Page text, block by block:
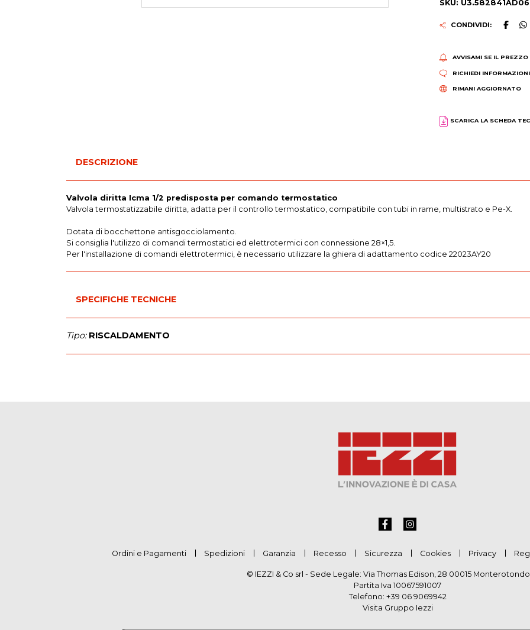
SKU: U3.582841AD06
CONDIVIDI:
AVVISAMI SE IL PREZZO
RICHIEDI INFORMAZIONI
RIMANI AGGIORNATO
SCARICA LA SCHEDA
DESCRIZIONE
Valvola diritta Icma 1/2 predisposta per comando termostatico
Valvola termostatizzabile diritta, adatta per il controllo termostatico, compatibile con tubi in rame, multistrato e Pe-X.
Dotata di bocchettone antisgocciolamento.
Si consiglia l'utilizzo di comandi termostatici ed elettrotermici con connessione 28×1,5.
Per l'installazione di comandi elettrotermici, è necessario utilizzare la ghiera di adattamento codice 22023AY20
SPECIFICHE TECNICHE
Tipo: RISCALDAMENTO
Ordini e Pagamenti Spedizioni Garanzia Recesso Sicurezza Cookies Privacy
© IEZZI & Co srl - Sede Legale: Via Thomas Edison, 28 00015 Monterotondo
Partita Iva 10067591007
Telefono: +39 06 9069942
Visita Gruppo Iezzi